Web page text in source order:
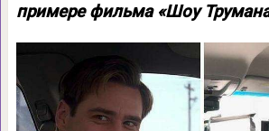
примере фильма «Шоу